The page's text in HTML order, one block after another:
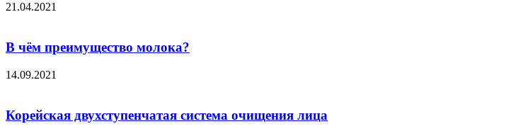
21.04.2021
В чём преимущество молока?
14.09.2021
Корейская двухступенчатая система очищения лица